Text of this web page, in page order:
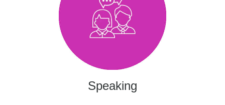
Speaking